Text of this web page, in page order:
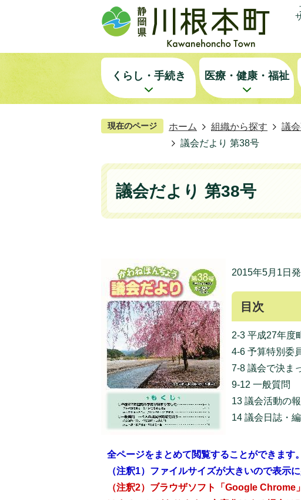
くらし・手続き 医療・健康・福祉
現在のページ ホーム 組織から探す 議
議会だより 第38号
議会だより 第38号
2015年5月1日
目次
2-3 平成27年度
4-6 予算特別委
7-8 議会で決ま
9-12 一般質問
13 議会活動の
14 議会日誌・
全ページをまとめて閲覧することができます。
（注釈1）ファイルサイズが大きいので表示
（注釈2）ブラウザソフト「Google